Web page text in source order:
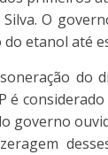
Silva. O
etanol até
do
é
governo